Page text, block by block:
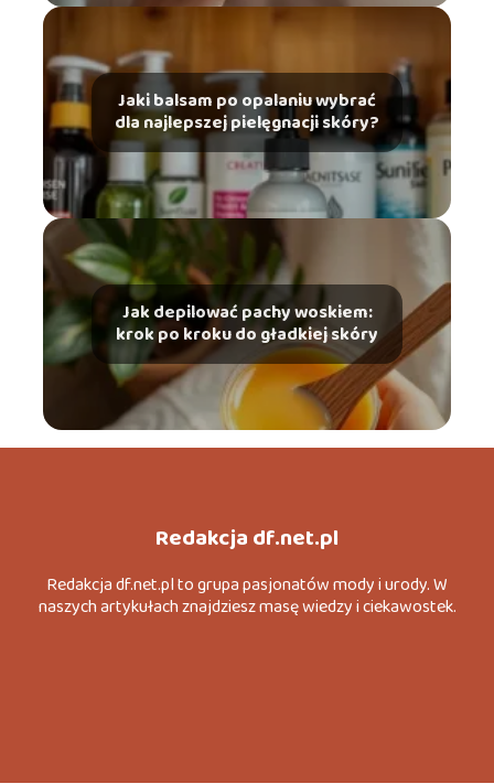
Jaki balsam po opalaniu wybrać
dla najlepszej pielęgnacji skóry?
Jak depilować pachy woskiem:
krok po kroku do gładkiej skóry
Redakcja df.net.pl
Redakcja df.net.pl to grupa pasjonatów mody i urody. W
naszych artykułach znajdziesz masę wiedzy i ciekawostek.